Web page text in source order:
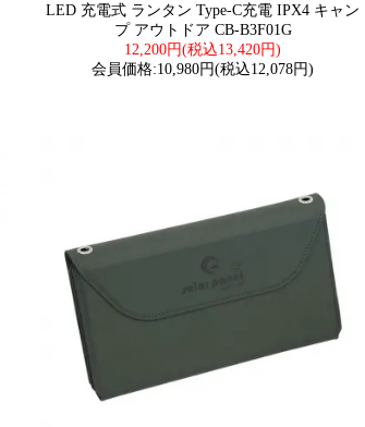
LED 充電式 ランタン Type-C充電 IPX4 キャン
プ アウトドア CB-B3F01G
12,200円(税込13,420円)
会員価格:10,980円(税込12,078円)